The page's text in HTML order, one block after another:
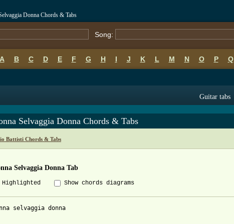
Donna Chords & Tabs
Song:
A B C D E F G H I J K L M N O P Q
Guitar tabs
Selvaggia Donna Chords & Tabs
Battisti Chords & Tabs
Selvaggia Donna Tab
Highlighted Show chords diagrams
selvaggia donna